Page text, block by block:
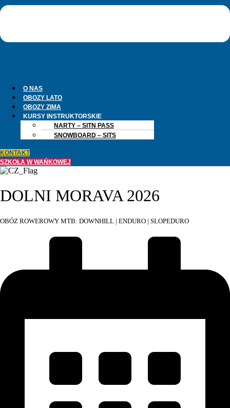
O NAS
OBOZY LATO
OBOZY ZIMA
KURSY INSTRUKTORSKIE
NARTY – SITN PASS
SNOWBOARD – SITS
KONTAKT
SZKOŁA W WAŃKOWEJ
DOLNI MORAVA 2026
OBÓZ ROWEROWY MTB: DOWNHILL | ENDURO | SLOPEDURO